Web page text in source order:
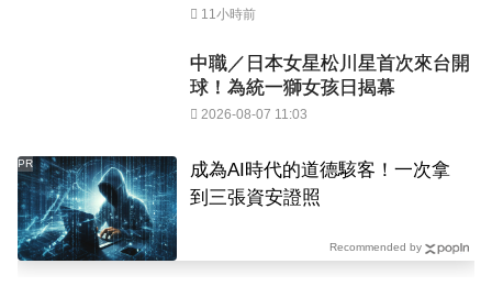
11小時前
中職／日本女星松川星首次來台開
球！為統一獅女孩日揭幕
2026-08-07 11:03
成為AI時代的道德駭客！一次拿
到三張資安證照
PR
Recommended by